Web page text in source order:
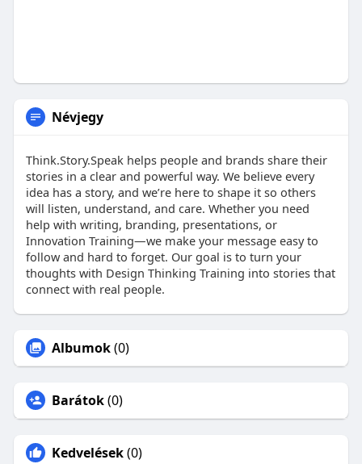
Névjegy
Think.Story.Speak helps people and brands share their
stories in a clear and powerful way. We believe every
idea has a story, and we’re here to shape it so others
will listen, understand, and care. Whether you need
help with writing, branding, presentations, or
Innovation Training—we make your message easy to
follow and hard to forget. Our goal is to turn your
thoughts with Design Thinking Training into stories that
connect with real people.
Albumok(0)
Barátok(0)
Kedvelések(0)